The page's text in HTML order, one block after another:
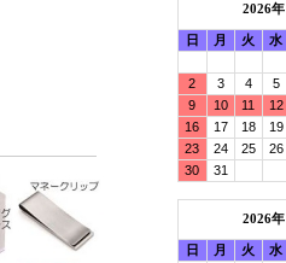
2026年
日 月 火 水
2
3 4 5
9
10 11 12
16
17 18 19
23
24 25 26
30
31
2026年
日 月 火 水